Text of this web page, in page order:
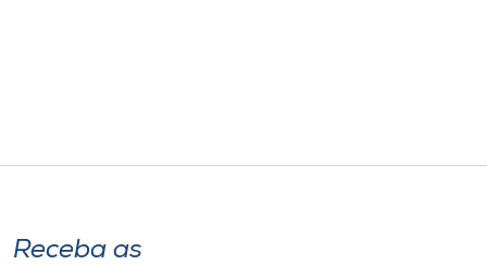
A-
Receba as